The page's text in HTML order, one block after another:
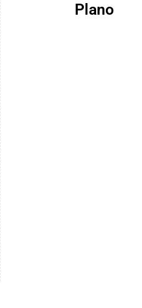
Plano